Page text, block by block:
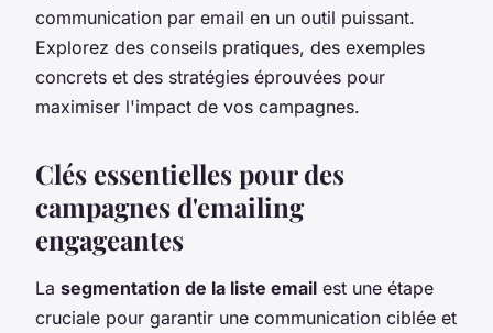
communication par email en un outil puissant.
Explorez des conseils pratiques, des exemples
concrets et des stratégies éprouvées pour
maximiser l'impact de vos campagnes.
Clés essentielles pour des
campagnes d'emailing
engageantes
La segmentation de la liste email est une étape
cruciale pour garantir une communication ciblée et